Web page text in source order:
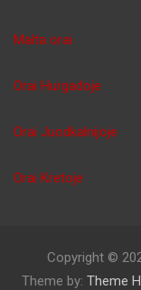
Malta orai
Orai Hurgadoje
Orai Juodkalnijoje
Orai Kretoje
Copyright ©
Theme by: Theme